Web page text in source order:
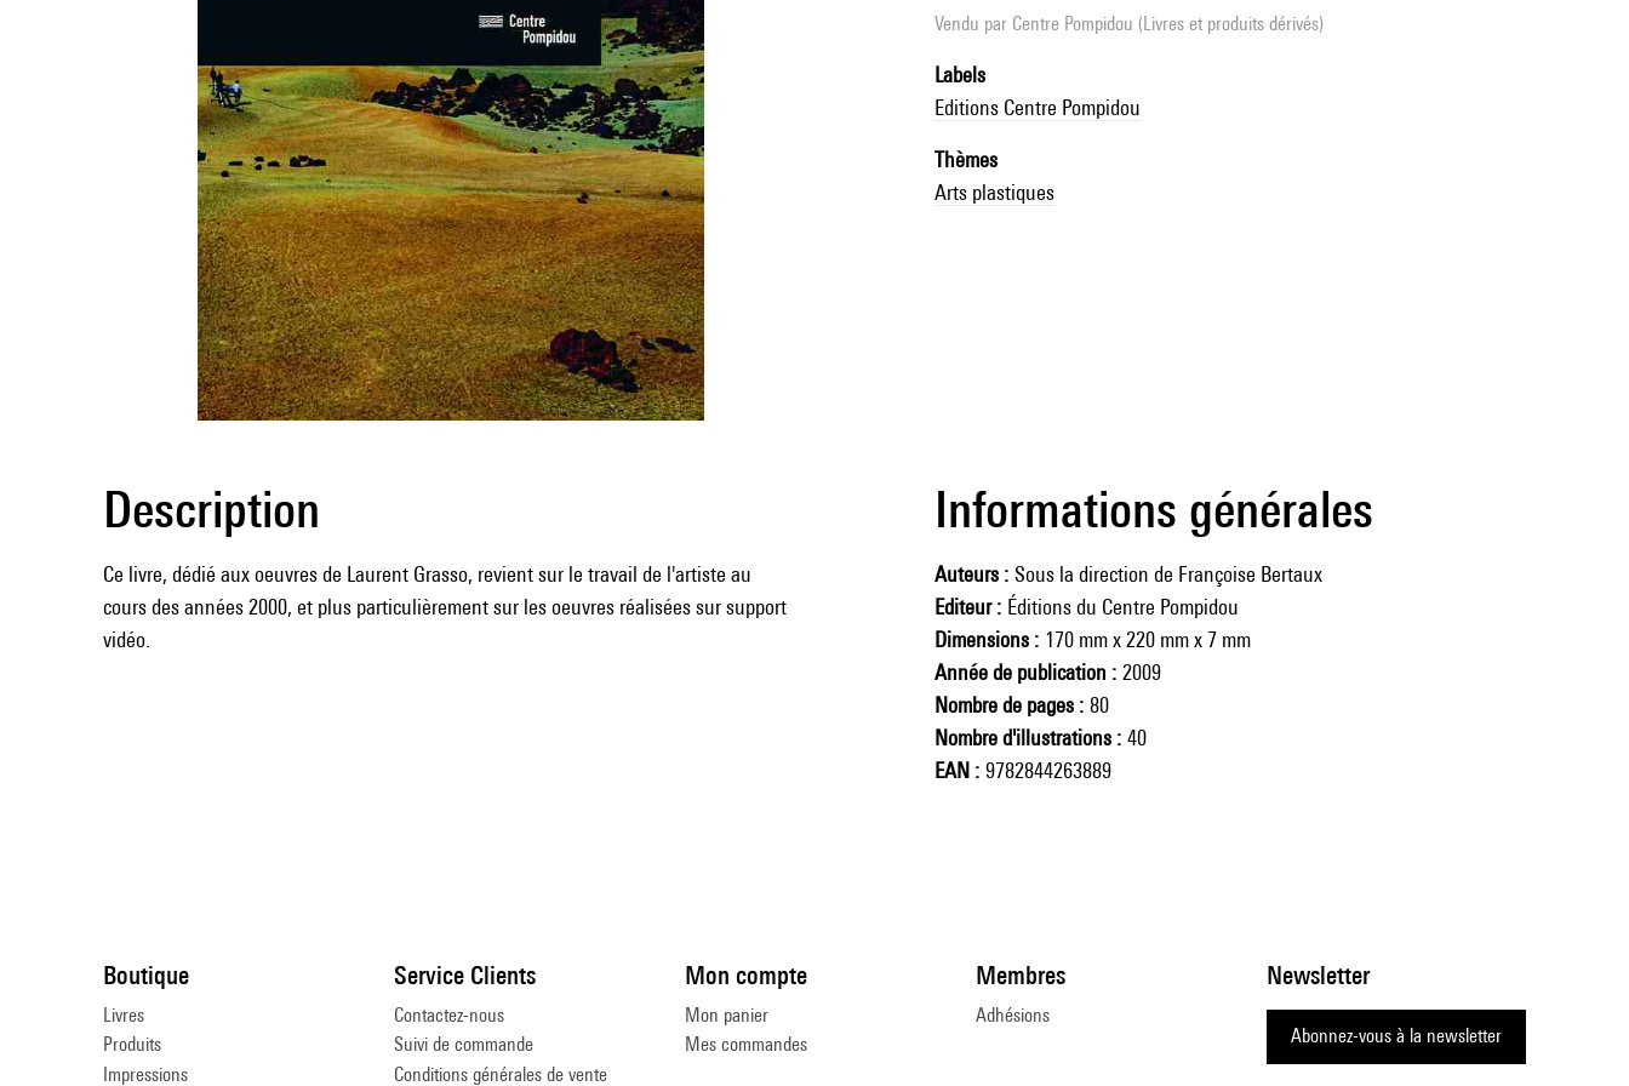
Vendu par Centre Pompidou (Livres et produits dérivés)
Labels
Editions Centre Pompidou
Thèmes
Arts plastiques
Description
Ce livre, dédié aux oeuvres de Laurent Grasso, revient sur le travail de l'artiste au
cours des années 2000, et plus particulièrement sur les oeuvres réalisées sur support
vidéo.
Informations générales
Auteurs
Sous la direction de Françoise Bertaux
Editeur
Éditions du Centre Pompidou
Dimensions
170 mm x 220 mm x 7 mm
Année de publication
2009
Nombre de pages
80
Nombre d'illustrations
40
EAN
9782844263889
Boutique
Livres
Produits
Impressions
Newsletter
Abonnez-vous à la newsletter
Service Clients
Contactez-nous
Suivi de commande
Conditions générales de vente
Mon compte
Mon panier
Mes commandes
Membres
Adhésions